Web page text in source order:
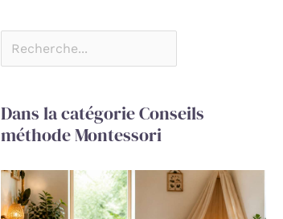
Dans la catégorie Conseils
méthode Montessori